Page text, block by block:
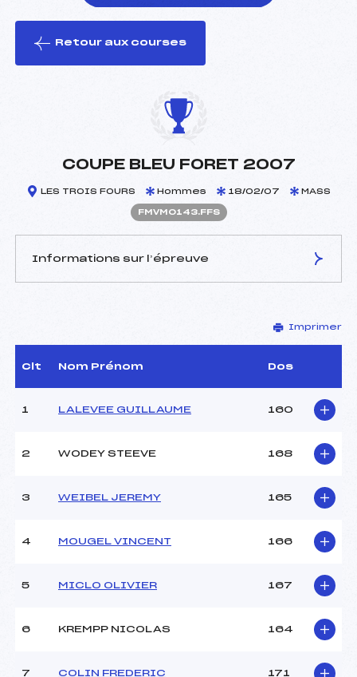
le ski
Retour aux courses
COUPE BLEU FORET 2007
LES TROIS FOURS Hommes 18/02/07 MASS
FMVM0143.FFS
Informations sur l’épreuve
VIAL MICHEL (MV)
D.T Adjoint :
–
Dir. Epreuve :
FRATTINI LUDOVIC (MV)
CARACTÉRISTIQUES DE LA PISTE
Piste de Replis
15 km
Point Bas :
1208 m
28 m
1400
SEN
Imprimer
Clt Nom Prénom Dos
1 LALEVEE GUILLAUME 160
2 WODEY STEEVE 168
3 WEIBEL JEREMY 165
4 MOUGEL VINCENT 166
5 MICLO OLIVIER 167
6 KREMPP NICOLAS 164
7 COLIN FREDERIC 171